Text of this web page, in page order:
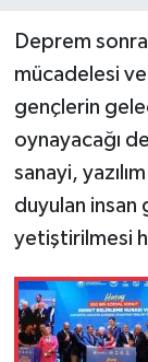
Deprem
mücadelesi
gençlerin
oynayacağı
sanayi,
duyulan insan
yetiştirilmesi